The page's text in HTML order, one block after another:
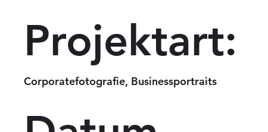
Projektart:
Corporatefotografie, Businessportraits